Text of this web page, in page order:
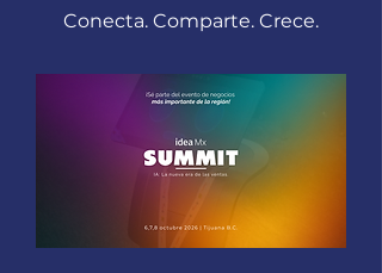
Conecta. Comparte. Crece.